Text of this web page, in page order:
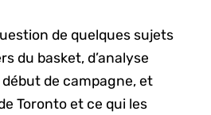
de quelques sujets
du basket, d’analyse
de campagne, et
Toronto et ce qui les